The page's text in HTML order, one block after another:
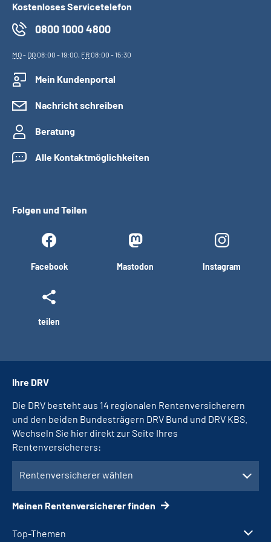
Kostenloses Servicetelefon
0800 1000 4800
MO- DO08:00 - 19:00, FR08:00 - 15:30
Mein Kundenportal
Nachricht schreiben
Beratung
Alle Kontaktmöglichkeiten
Folgen und Teilen
Facebook Mastodon Instagram
teilen
Top-Themen
Ihre DRV
Die DRV besteht aus 14 regionalen Rentenversicherern
und den beiden Bundesträgern DRV Bund und DRV KBS.
Wechseln Sie hier direkt zur Seite Ihres
Rentenversicherers:
Rentenversicherer wählen
Meinen Rentenversicherer finden